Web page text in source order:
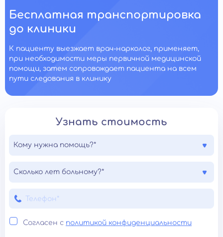
Бесплатная транспортировка
до клиники
К пациенту выезжает врач-нарколог, применяет,
при необходимости меры первичной медицинской
помощи, затем сопровождает пациента на всем
пути следования в клинику
Узнать стоимость
Кому нужна помощь?*
Сколько лет больному?*
Согласен с политикой конфиденциальности